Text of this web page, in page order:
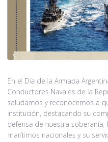
En el Día de la Armada
Conductores Navales de la
saludamos y reconocemos a
institución, destacando su
defensa de nuestra
marítimos nacionales y su